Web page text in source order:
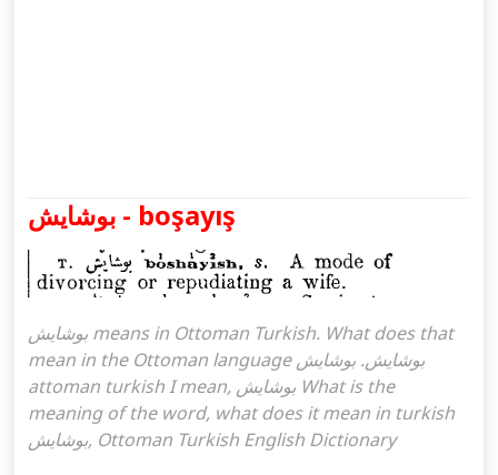
بوشايش - boşayış
بوشايش means in Ottoman Turkish. What does that
mean in the Ottoman language بوشايش. بوشايش
attoman turkish I mean, بوشايش What is the
meaning of the word, what does it mean in turkish
بوشايش, Ottoman Turkish English Dictionary